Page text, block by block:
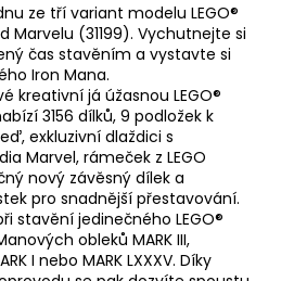
ze tří variant modelu LEGO®
Marvelu (31199). Vychutnejte si
čas stavěním a vystavte si
Iron Mana.
kreativní já úžasnou LEGO®
3156 dílků, 9 podložek k
exkluzivní dlaždici s
Marvel, rámeček z LEGO
nový závěsný dílek a
pro snadnější přestavování.
stavění jedinečného LEGO®
obleků MARK III,
I nebo MARK LXXXV. Díky